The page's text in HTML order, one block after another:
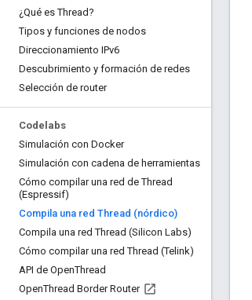
¿Qué es Thread?
Tipos y funciones de nodos
Direccionamiento IPv6
Descubrimiento y formación de redes
Selección de router
Codelabs
Simulación con Docker
Simulación con cadena de herramientas
Cómo compilar una red de Thread
(Espressif)
Compila una red Thread (nórdico)
Compila una red Thread (Silicon Labs)
Cómo compilar una red Thread (Telink)
API de OpenThread
OpenThread Border Router